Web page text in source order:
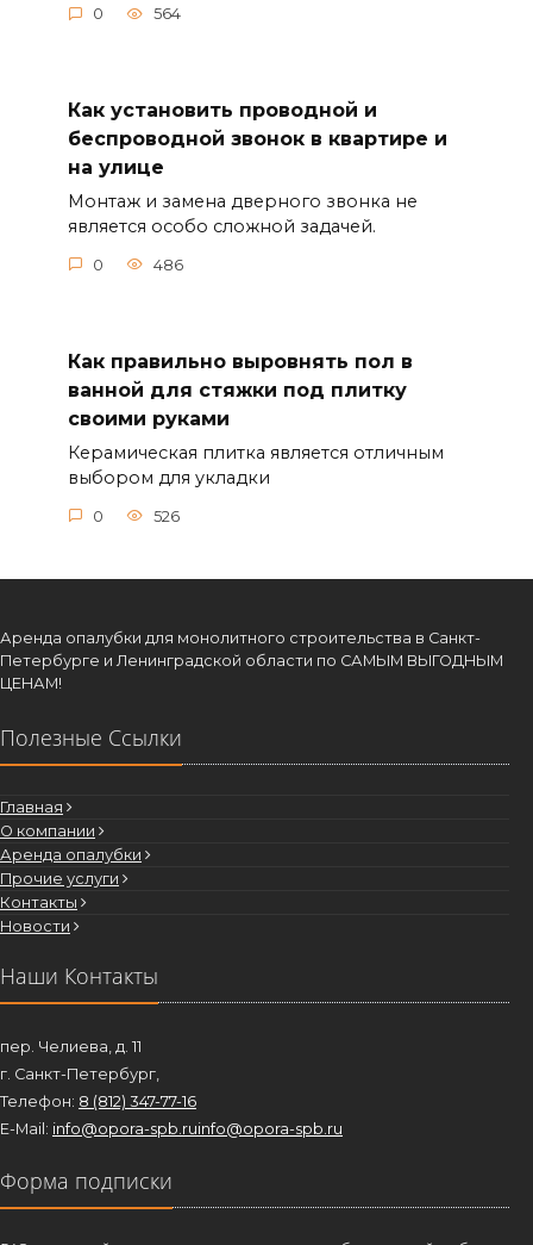
0 564
Как установить проводной и
беспроводной звонок в квартире и
на улице
Монтаж и замена дверного звонка не
является особо сложной задачей.
0 486
Как правильно выровнять пол в
ванной для стяжки под плитку
своими руками
Керамическая плитка является отличным
выбором для укладки
0 526
Аренда опалубки для монолитного строительства в Санкт-
Петербурге и Ленинградской области по САМЫМ ВЫГОДНЫМ
ЦЕНАМ!
Полезные Ссылки
Главная
О компании
Аренда опалубки
Прочие услуги
Контакты
Новости
Наши Контакты
пер. Челиева, д. 11
г. Санкт-Петербург,
Телефон: 8 (812) 347-77-16
E-Mail: info@opora-spb.ruinfo@opora-spb.ru
Форма подписки